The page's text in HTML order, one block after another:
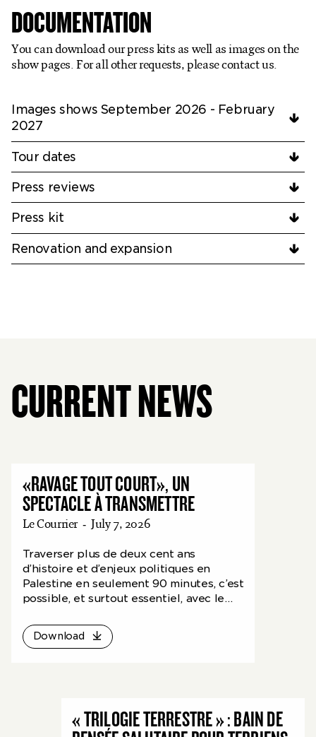
DOCUMENTATION
You can download our press kits as well as images on the
show pages. For all other requests, please contact us.
Images shows September 2026 - February
2027
Tour dates
Press reviews
Press kit
Renovation and expansion
CURRENT NEWS
«RAVAGE TOUT COURT», UN
SPECTACLE À TRANSMETTRE
Le Courrier - July 7, 2026
Traverser plus de deux cent ans
d’histoire et d’enjeux politiques en
Palestine en seulement 90 minutes, c’est
possible, et surtout essentiel, avec le
Download
« TRILOGIE TERRESTRE » : BAIN DE